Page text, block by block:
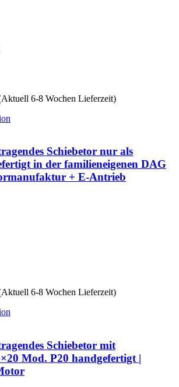
6-8 Wochen Lieferzeit)
Schiebetor nur als
in der familieneigenen DAG
+ E-Antrieb
6-8 Wochen Lieferzeit)
Schiebetor mit
Mod. P20 handgefertigt |